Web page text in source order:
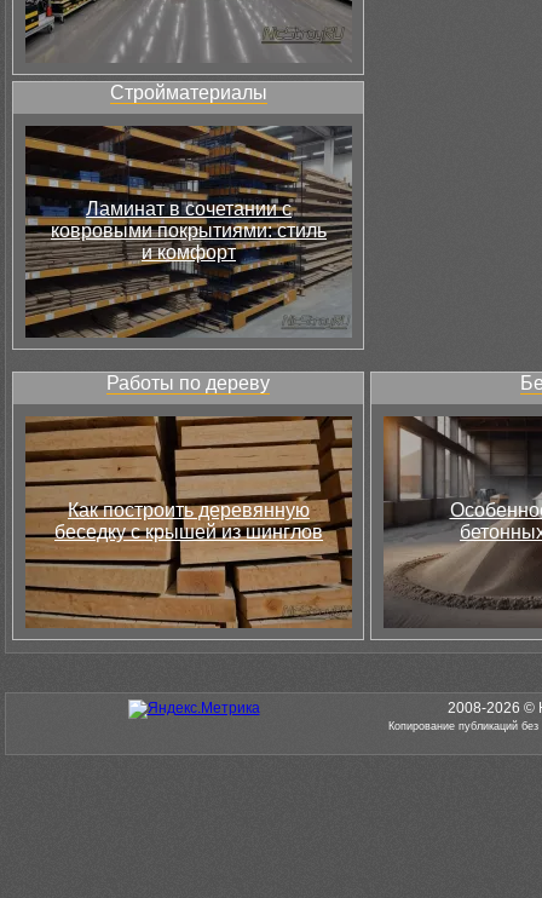
Стройматериалы
Ламинат в сочетании с
ковровыми покрытиями: стиль
и комфорт
Работы по дереву
Как построить деревянную
беседку с крышей из шинглов
2008-2026 ©
Копирование публикаций